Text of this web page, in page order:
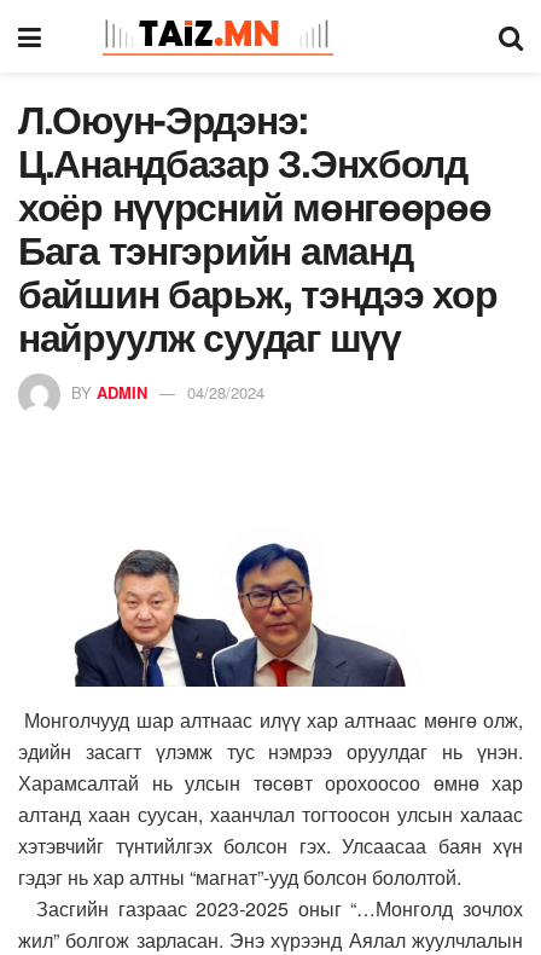
Л.Оюун-Эрдэнэ:
Ц.Анандбазар З.Энхболд
хоёр нүүрсний мөнгөөрөө
Бага тэнгэрийн аманд
байшин барьж, тэндээ хор
найруулж суудаг шүү
BY ADMIN 04/28/2024
Монголчууд шар алтнаас илүү хар алтнаас мөнгө олж,
эдийн засагт үлэмж тус нэмрээ оруулдаг нь үнэн.
Харамсалтай нь улсын төсөвт орохоосоо өмнө хар
алтанд хаан суусан, хаанчлал тогтоосон улсын халаас
хэтэвчийг түнтийлгэх болсон гэх. Улсаасаа баян хүн
гэдэг нь хар алтны “магнат”-ууд болсон бололтой.
Засгийн газраас 2023-2025 оныг “…Монголд зочлох
жил” болгож зарласан. Энэ хүрээнд Аялал жуулчлалын